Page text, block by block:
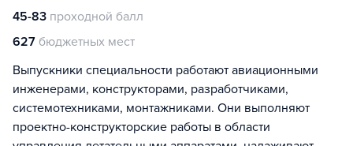
45-83 проходной балл
627 бюджетных мест
Выпускники специальности работают авиационными
инженерами, конструкторами, разработчиками,
системотехниками, монтажниками. Они выполняют
проектно-конструкторские работы в области